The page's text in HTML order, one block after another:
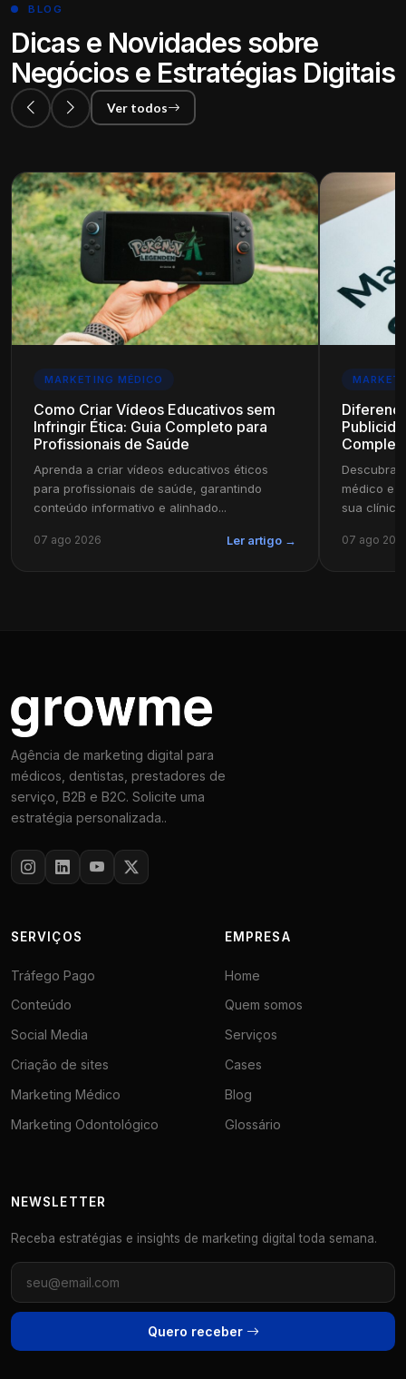
BLOG
Dicas e Novidades sobre
Negócios e Estratégias Digitais
Ver todos
MARKETING MÉDICO
Como Criar Vídeos Educativos sem
Infringir Ética: Guia Completo para
Profissionais de Saúde
Aprenda a criar vídeos educativos éticos
para profissionais de saúde, garantindo
conteúdo informativo e alinhado...
07 ago 2026 Ler artigo →
Descubra
médico e
sua clínica
07 ago
Agência de marketing digital para
médicos, dentistas, prestadores de
serviço, B2B e B2C. Solicite uma
estratégia personalizada..
SERVIÇOS
Tráfego Pago
Conteúdo
Social Media
Criação de sites
Marketing Médico
Marketing Odontológico
EMPRESA
Home
Quem somos
Serviços
Cases
Blog
Glossário
NEWSLETTER
Receba estratégias e insights de marketing digital toda semana.
Quero receber